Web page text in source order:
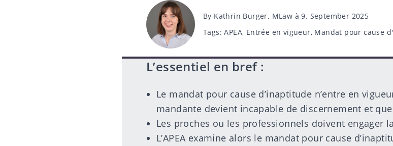
Post
By Kathrin Burger. MLaw à 9. September 2025
Tags
Tags:APEA, Entrée en vigueur, Mandat pour cause
L’essentiel en bref :
Le mandat pour cause d’inaptitude n’entre en
mandante devient incapable de discernement et que
Les proches ou les professionnels doivent engager
L’APEA examine alors le mandat pour cause